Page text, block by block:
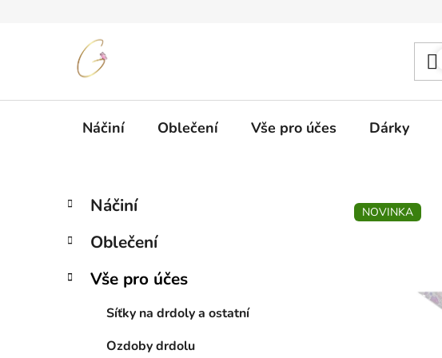
Náčiní Oblečení Vše pro účes Dárky
P
s
r
Přeskočit
kategorie
K
a
e
o
Náčiní
Oblečení
Vše pro účes
Síťky na drdoly a ostatní
Ozdoby drdolu
NOVINKA